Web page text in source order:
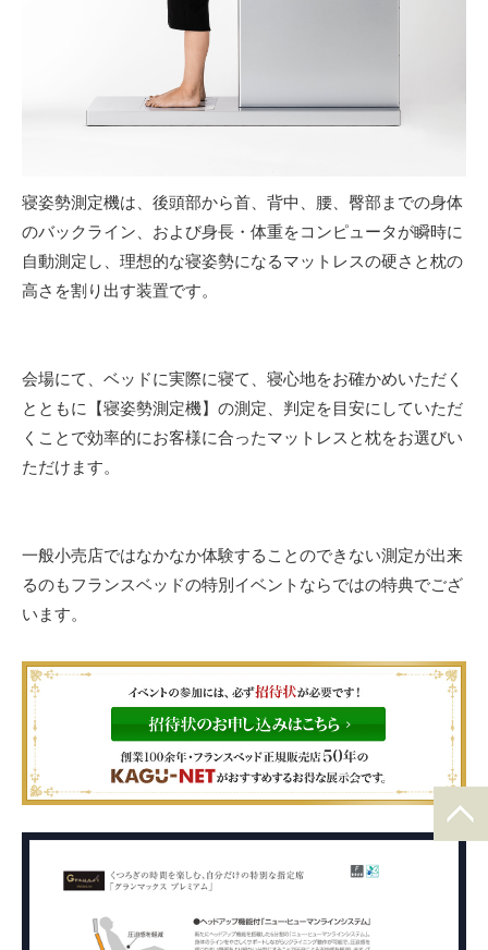
寝姿勢測定機は、後頭部から首、背中、腰、臀部までの身体
のバックライン、および身長・体重をコンピュータが瞬時に
自動測定し、理想的な寝姿勢になるマットレスの硬さと枕の
高さを割り出す装置です。
会場にて、ベッドに実際に寝て、寝心地をお確かめいただく
とともに【寝姿勢測定機】の測定、判定を目安にしていただ
くことで効率的にお客様に合ったマットレスと枕をお選びい
ただけます。
一般小売店ではなかなか体験することのできない測定が出来
るのもフランスベッドの特別イベントならではの特典でござ
います。